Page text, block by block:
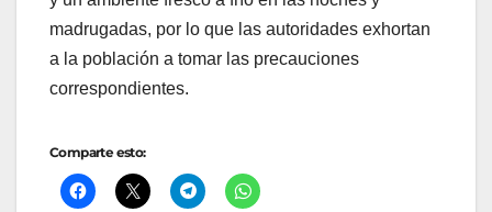
madrugadas, por lo que las autoridades exhortan
a la población a tomar las precauciones
correspondientes.
Comparte esto: